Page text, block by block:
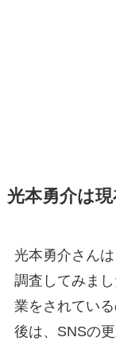
光本勇介は
光本勇介さん
調査してみま
業をされてい
後は、SNSの